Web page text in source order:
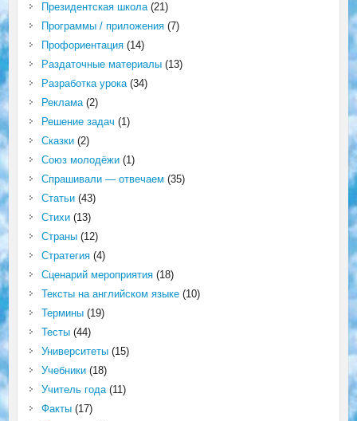
Президентская школа(21)
Программы / приложения(7)
Профориентация(14)
Раздаточные материалы(13)
Разработка урока(34)
Реклама(2)
Решение задач (1)
Сказки(2)
Союз молодёжи(1)
Спрашивали — отвечаем (35)
Статьи(43)
Стихи(13)
Страны(12)
Стратегия(4)
Сценарий мероприятия(18)
Тексты на английском языке(10)
Термины(19)
Тесты(44)
Университеты(15)
Учебники(18)
Учитель года(11)
Факты(17)